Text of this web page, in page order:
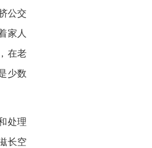
公交
家人
在老
少数
处理
长空